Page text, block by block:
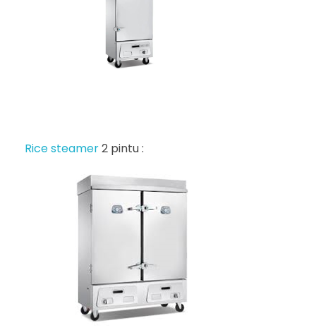
Rice steamer2 pintu :